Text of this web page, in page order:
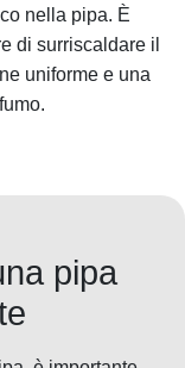
nella pipa. È
di surriscaldare il
uniforme e una
pipa